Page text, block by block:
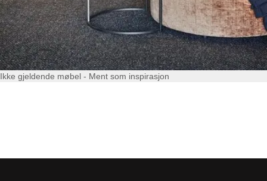
Ikke gjeldende møbel - Ment som inspirasjon